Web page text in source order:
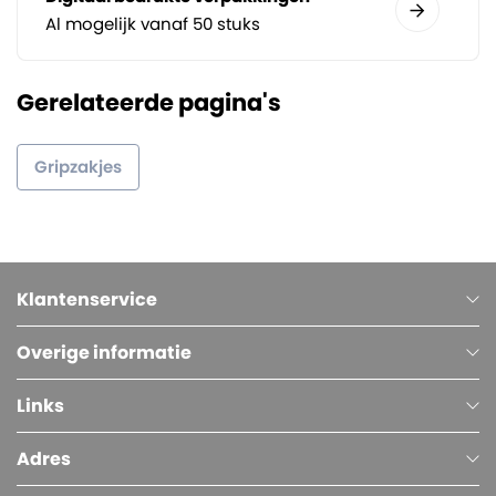
Al mogelijk vanaf 50 stuks
Gerelateerde pagina's
Gripzakjes
Klantenservice
Overige informatie
Links
Adres